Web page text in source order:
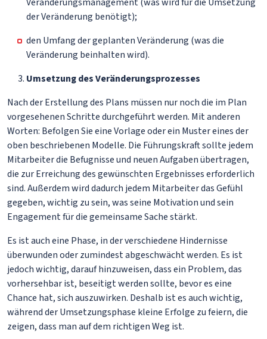
der Veränderung benötigt);
den Umfang der geplanten Veränderung (was die
Veränderung beinhalten wird).
Umsetzung des Veränderungsprozesses
Nach der Erstellung des Plans müssen nur noch die im Plan
vorgesehenen Schritte durchgeführt werden. Mit anderen
Worten: Befolgen Sie eine Vorlage oder ein Muster eines der
oben beschriebenen Modelle. Die Führungskraft sollte jedem
Mitarbeiter die Befugnisse und neuen Aufgaben übertragen,
die zur Erreichung des gewünschten Ergebnisses erforderlich
sind. Außerdem wird dadurch jedem Mitarbeiter das Gefühl
gegeben, wichtig zu sein, was seine Motivation und sein
Engagement für die gemeinsame Sache stärkt.
Es ist auch eine Phase, in der verschiedene Hindernisse
überwunden oder zumindest abgeschwächt werden. Es ist
jedoch wichtig, darauf hinzuweisen, dass ein Problem, das
vorhersehbar ist, beseitigt werden sollte, bevor es eine
Chance hat, sich auszuwirken. Deshalb ist es auch wichtig,
während der Umsetzungsphase kleine Erfolge zu feiern, die
zeigen, dass man auf dem richtigen Weg ist.